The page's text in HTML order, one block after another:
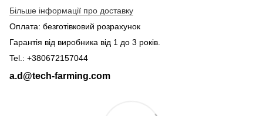
Більше інформації про доставку
Оплата: безготівковий розрахунок
Гарантія від виробника від 1 до 3 років.
Tel.: +380672157044
a.d@tech-farming.com